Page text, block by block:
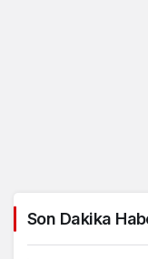
Son Dakika